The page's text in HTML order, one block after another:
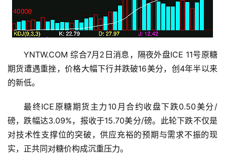
YNTW.COM 综合7月2日消息，隔夜外盘ICE 11号原糖
期货遭遇重挫，价格大幅下行并跌破16美分，创4年半以来
的新低。
最终ICE原糖期货主力10月合约收盘下跌0.50美分/
磅，跌幅达3.09%，报收于15.70美分/磅。此轮下跌不仅是
对技术性支撑位的突破，供应充裕的预期与需求不振的现
实，正共同对糖价构成沉重压力。